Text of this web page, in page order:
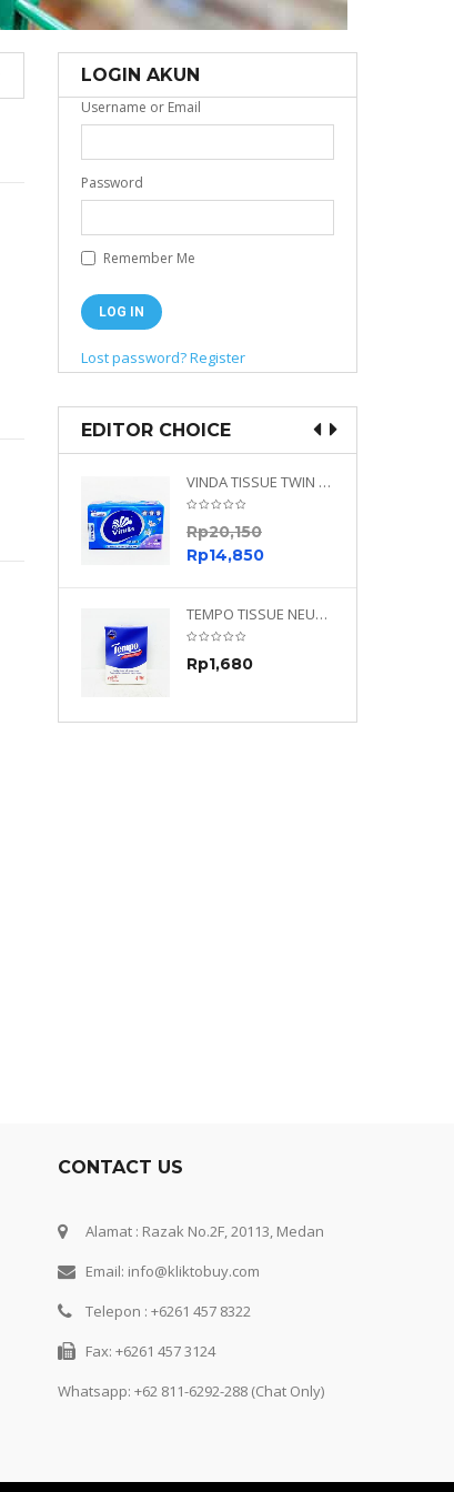
LOGIN AKUN
Username or Email
Password
Remember Me
Lost password?Register
EDITOR CHOICE
VINDA TISSUE TWIN PACK 2 X 330 S
Rp20,150
Rp14,850
TEMPO TISSUE NEUTRAL PETIT 4PLY
Rp1,680
CONTACT US
Alamat : Razak No.2F, 20113, Medan
Email: info@kliktobuy.com
Telepon : +6261 457 8322
Fax: +6261 457 3124
Whatsapp: +62 811-6292-288 (Chat Only)